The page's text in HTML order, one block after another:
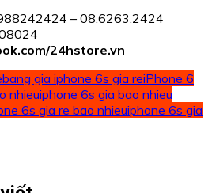
– 08.6263.2424
24hstore.vn
bang gia iphone 6s gia reiPhone 6
nhieuiphone 6s gia bao nhieu
6s gia re bao nhieuiphone 6s gia